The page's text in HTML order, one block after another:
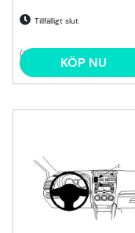
Tillfälligt slut
(1) KÖP NU